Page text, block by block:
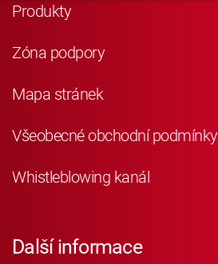
Produkty
Zóna podpory
Mapa stránek
Všeobecné obchodní podmínky
Whistleblowing kanál
Další informace